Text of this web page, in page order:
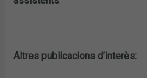
Altres publicacions d’interès: